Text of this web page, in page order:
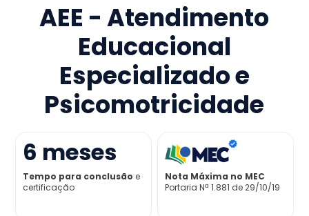
Como funciona
Credenciamento MEC
Preço
Matricule-se
AEE - Atendimento
Educacional
Especializado e
Psicomotricidade
6 meses
Tempo para conclusão e
certificação
Nota Máxima no MEC
Portaria Nª 1.881 de 29/10/19